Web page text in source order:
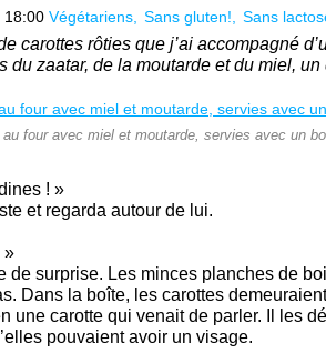
18:00 Végétariens Sans gluten! Sans
carottes rôties que j’ai accompagné
du zaatar, de la moutarde et du miel, un
four avec miel et moutarde, servies avec un
! »
et regarda autour de lui.
»
de surprise. Les minces planches de
Dans la boîte, les carottes
une carotte qui venait de parler. Il les
pouvaient avoir un visage.